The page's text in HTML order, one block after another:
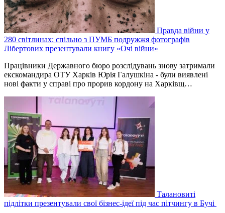
Правда війни у
280 світлинах: спільно з ПУМБ подружжя фотографів
Лібертових презентували книгу «Очі війни»
Працівники Державного бюро розслідувань знову затримали
екскомандира ОТУ Харків Юрія Галушкіна - були виявлені
нові факти у справі про прорив кордону на Харківщ…
Талановиті
підлітки презентували свої бізнес-ідеї під час пітчингу в Бучі